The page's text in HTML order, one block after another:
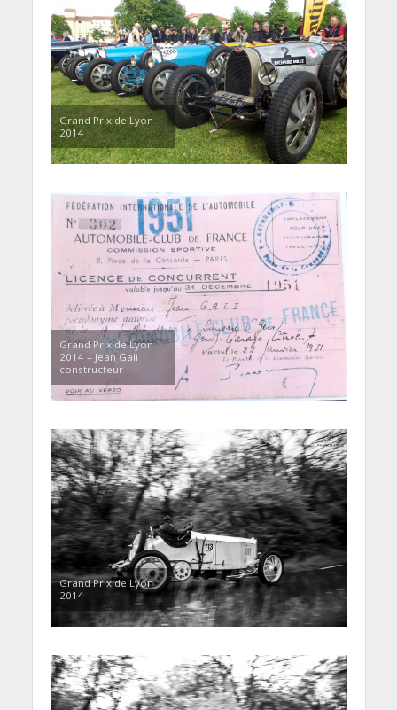
Grand Prix de Lyon
2014
Grand Prix de Lyon
2014 – Jean Gali
constructeur
Grand Prix de Lyon
2014